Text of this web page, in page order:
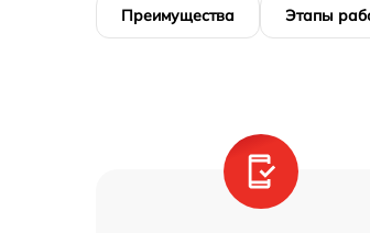
Преимущества Этапы